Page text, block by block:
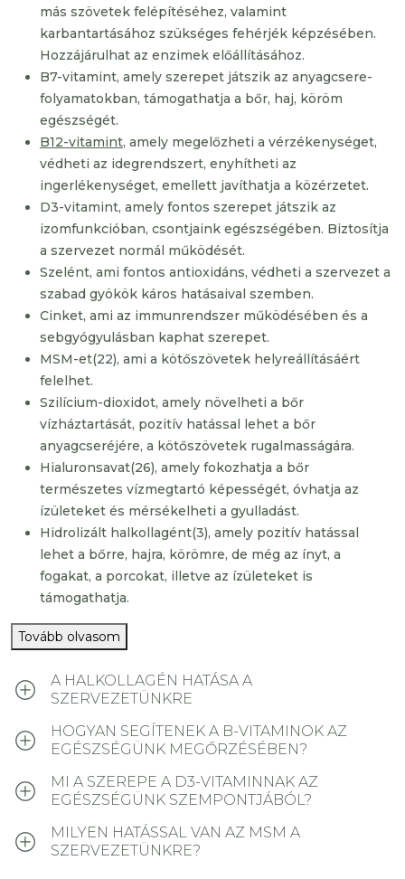
más szövetek felépítéséhez, valamint
karbantartásához szükséges fehérjék képzésében.
Hozzájárulhat az enzimek előállításához.
B7-vitamint, amely szerepet játszik az anyagcsere-
folyamatokban, támogathatja a bőr, haj, köröm
egészségét.
B12-vitamint, amely megelőzheti a vérzékenységet,
védheti az idegrendszert, enyhítheti az
ingerlékenységet, emellett javíthatja a közérzetet.
D3-vitamint, amely fontos szerepet játszik az
izomfunkcióban, csontjaink egészségében. Biztosítja
a szervezet normál működését.
Szelént, ami fontos antioxidáns, védheti a szervezet a
szabad gyökök káros hatásaival szemben.
Cinket, ami az immunrendszer működésében és a
sebgyógyulásban kaphat szerepet.
MSM-et(22), ami a kötőszövetek helyreállításáért
felelhet.
Szilícium-dioxidot, amely növelheti a bőr
vízháztartását, pozitív hatással lehet a bőr
anyagcseréjére, a kötőszövetek rugalmasságára.
Hialuronsavat(26), amely fokozhatja a bőr
természetes vízmegtartó képességét, óvhatja az
ízületeket és mérsékelheti a gyulladást.
Hidrolizált halkollagént(3), amely pozitív hatással
lehet a bőrre, hajra, körömre, de még az ínyt, a
fogakat, a porcokat, illetve az ízületeket is
támogathatja.
Tovább olvasom
A HALKOLLAGÉN HATÁSA A
SZERVEZETÜNKRE
HOGYAN SEGÍTENEK A B-VITAMINOK AZ
EGÉSZSÉGÜNK MEGŐRZÉSÉBEN?
MI A SZEREPE A D3-VITAMINNAK AZ
EGÉSZSÉGÜNK SZEMPONTJÁBÓL?
MILYEN HATÁSSAL VAN AZ MSM A
SZERVEZETÜNKRE?